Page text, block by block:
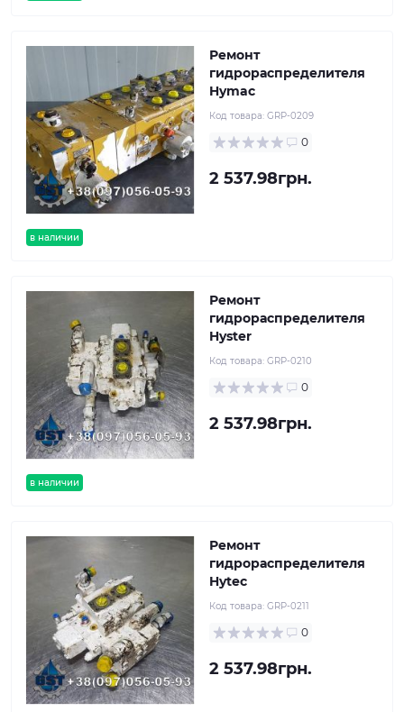
в наличии
Ремонт
гидрораспределителя
Hymac
Код товара: GRP-0209
0
2 537.98грн.
в наличии
Ремонт
гидрораспределителя
Hyster
Код товара: GRP-0210
0
2 537.98грн.
Ремонт
гидрораспределителя
Hytec
Код товара: GRP-0211
0
2 537.98грн.